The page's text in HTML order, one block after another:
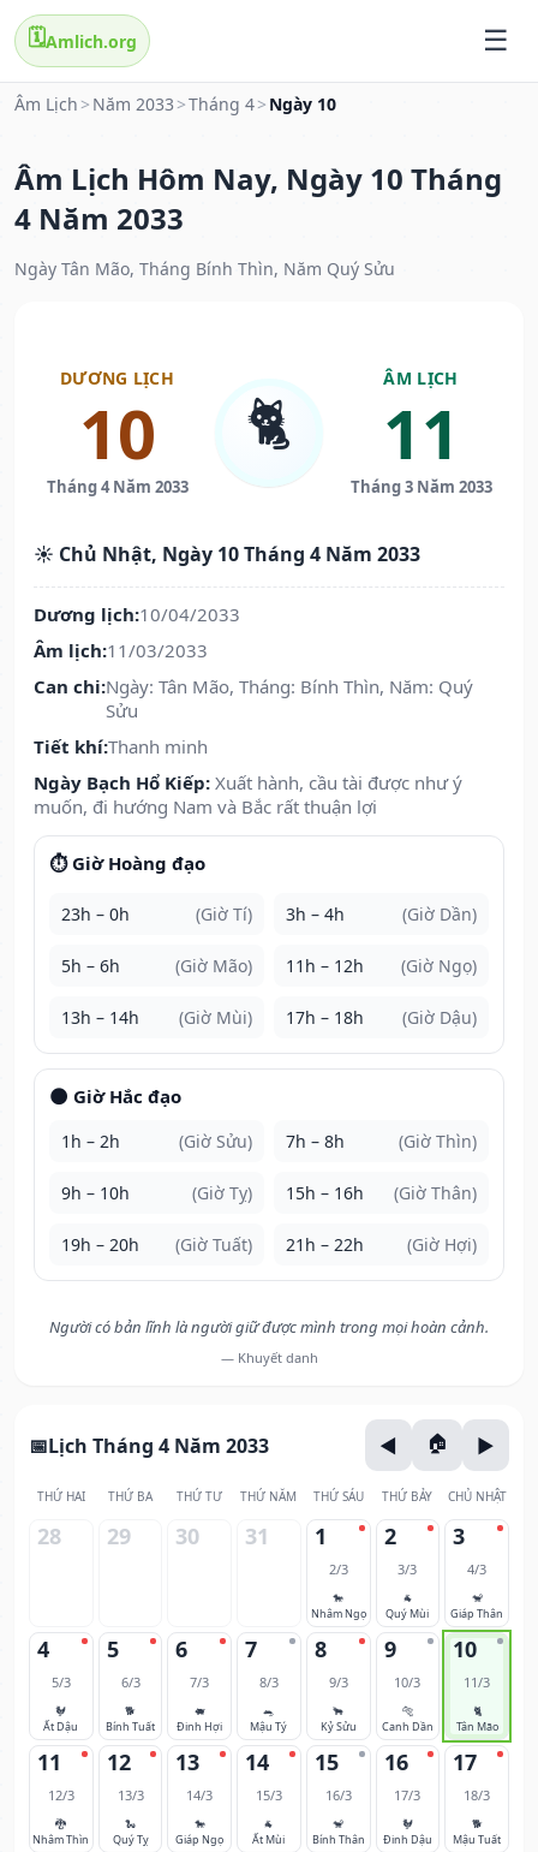
🗓️Amlich.org
Âm Lịch > Năm 2033 >Tháng 4> Ngày 10
Âm Lịch Hôm Nay, Ngày 10 Tháng
4 Năm 2033
Ngày Tân Mão, Tháng Bính Thìn, Năm Quý Sửu
DƯƠNG LỊCH
10
Tháng 4 Năm 2033
🐈
ÂM LỊCH
11
Tháng 3 Năm 2033
☀️ Chủ Nhật, Ngày 10 Tháng 4 Năm 2033
Dương lịch:10/04/2033
Âm lịch:11/03/2033
Can chi:Ngày: Tân Mão, Tháng: Bính Thìn, Năm: Quý
Sửu
Tiết khí:Thanh minh
Ngày Bạch Hổ Kiếp: Xuất hành, cầu tài được như ý
muốn, đi hướng Nam và Bắc rất thuận lợi
⏱️ Giờ Hoàng đạo
23h – 0h (Giờ Tí) 3h – 4h (Giờ Dần)
5h – 6h (Giờ Mão) 11h – 12h (Giờ Ngọ)
13h – 14h (Giờ Mùi) 17h – 18h (Giờ Dậu)
🌑 Giờ Hắc đạo
1h – 2h (Giờ Sửu) 7h – 8h (Giờ Thìn)
9h – 10h (Giờ Tỵ) 15h – 16h (Giờ Thân)
19h – 20h (Giờ Tuất) 21h – 22h (Giờ Hợi)
Người có bản lĩnh là người giữ được mình trong mọi hoàn cảnh.
— Khuyết danh
Lịch Tháng 4 Năm 2033
THỨ HAI THỨ BA THỨ TƯ THỨ NĂM THỨ SÁU THỨ BẢY CHỦ NHẬT
28 29 30 31 1
2/3
🐎
Nhâm Ngọ
2
3/3
🐐
Quý Mùi
3
4/3
🐒
Giáp Thân
4
5/3
🐓
Ất Dậu
5
6/3
🐕
Bính Tuất
6
7/3
🐖
Đinh Hợi
7
8/3
🐀
Mậu Tý
8
9/3
🐂
Kỷ Sửu
9
10/3
🐅
Canh Dần
10
11/3
🐈
Tân Mão
11
12/3
🐉
Nhâm Thìn
12
13/3
🐍
Quý Tỵ
13
14/3
🐎
Giáp Ngọ
14
15/3
🐐
Ất Mùi
15
16/3
🐒
Bính Thân
16
17/3
🐓
Đinh Dậu
17
18/3
🐕
Mậu Tuất